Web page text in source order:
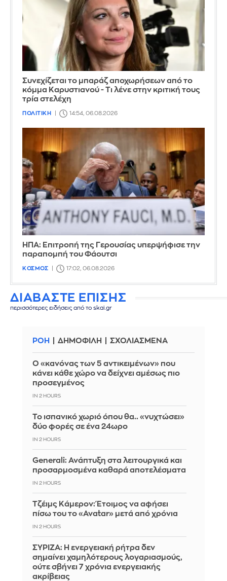
Συνεχίζεται το μπαράζ αποχωρήσεων από το
κόμμα Καρυστιανού - Τι λένε στην κριτική τους
τρία στελέχη
ΠΟΛΙΤΙΚΗ 14:54, 06.08.2026
ΗΠΑ: Επιτροπή της Γερουσίας υπερψήφισε την
παραπομπή του Φάουτσι
ΚΟΣΜΟΣ 17:02, 06.08.2026
ΔΙΑΒΑΣΤΕ ΕΠΙΣΗΣ
περισσότερες ειδήσεις από το skai.gr
ΡΟΗ ΔΗΜΟΦΙΛΗ ΣΧΟΛΙΑΣΜΕΝΑ
Ο «κανόνας των 5 αντικειμένων» που
κάνει κάθε χώρο να δείχνει αμέσως πιο
προσεγμένος
IN 2 HOURS
Το ισπανικό χωριό όπου θα.. «νυχτώσει»
δύο φορές σε ένα 24ωρο
IN 2 HOURS
Generali: Ανάπτυξη στα λειτουργικά και
προσαρμοσμένα καθαρά αποτελέσματα
IN 2 HOURS
Τζέιμς Κάμερον: Έτοιμος να αφήσει
πίσω του το «Avatar» μετά από χρόνια
IN 2 HOURS
ΣΥΡΙΖΑ: Η ενεργειακή ρήτρα δεν
σημαίνει χαμηλότερους λογαριασμούς,
ούτε σβήνει 7 χρόνια ενεργειακής
ακρίβειας